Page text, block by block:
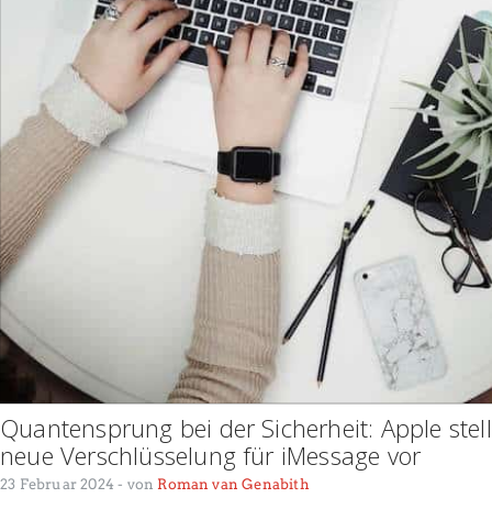
Quantensprung bei der Sicherheit: Apple
neue Verschlüsselung für iMessage vor
23 Februar 2024- von Roman van Genabith